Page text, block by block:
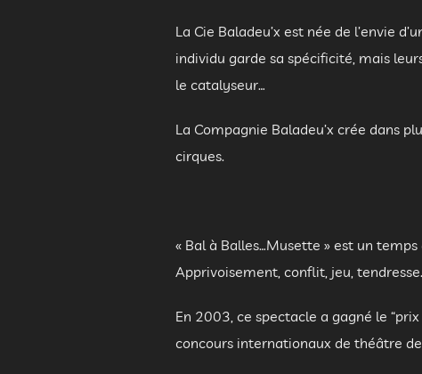
La Cie Baladeu’x est née de l’envie
individu garde sa spécificité, mais
le catalyseur…
La Compagnie Baladeu’x crée dans
cirques.
« Bal à Balles…Musette » est un
Apprivoisement, conflit, jeu,
En 2003, ce spectacle a gagné le
concours internationaux de théâtre